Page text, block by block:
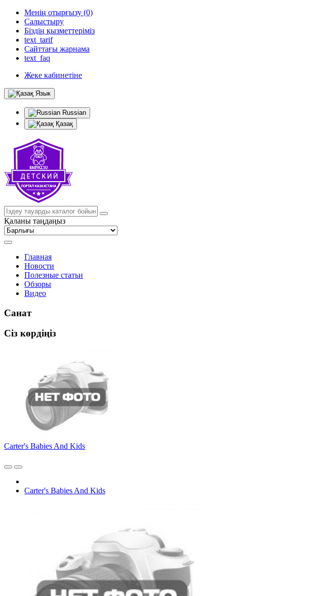
Менің отырғызу (0)
Салыстыру
Біздің қызметтеріміз
text_tarif
Сайттағы жарнама
text_faq
Жеке кабинетіне
Язык
Russian
Қазақ
Қаланы таңдаңыз
Главная
Новости
Полезные статьи
Обзоры
Видео
Санат
Сіз көрдіңіз
Carter's Babies And Kids
Carter's Babies And Kids